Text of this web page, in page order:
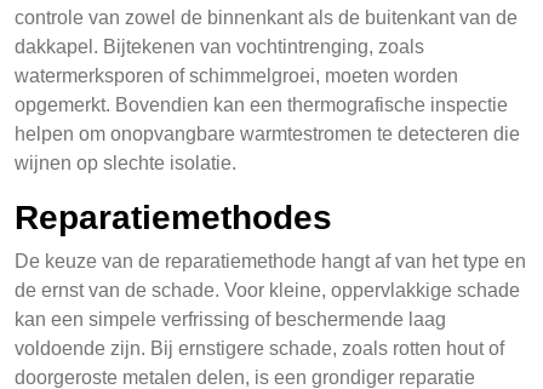
controle van zowel de binnenkant als de buitenkant van de
dakkapel. Bijtekenen van vochtintrenging, zoals
watermerksporen of schimmelgroei, moeten worden
opgemerkt. Bovendien kan een thermografische inspectie
helpen om onopvangbare warmtestromen te detecteren die
wijnen op slechte isolatie.
Reparatiemethodes
De keuze van de reparatiemethode hangt af van het type en
de ernst van de schade. Voor kleine, oppervlakkige schade
kan een simpele verfrissing of beschermende laag
voldoende zijn. Bij ernstigere schade, zoals rotten hout of
doorgeroste metalen delen, is een grondiger reparatie